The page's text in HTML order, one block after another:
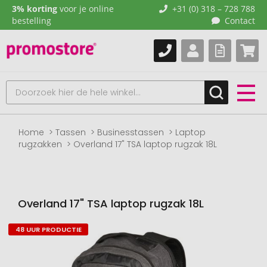
3% korting voor je online
bestelling
+31 (0) 318 – 728 788
Contact
Home Tassen Businesstassen
Laptop
rugzakken
Overland 17" TSA laptop rugzak 18L
Overland 17" TSA laptop rugzak 18L
Naar
48 UUR PRODUCTIE